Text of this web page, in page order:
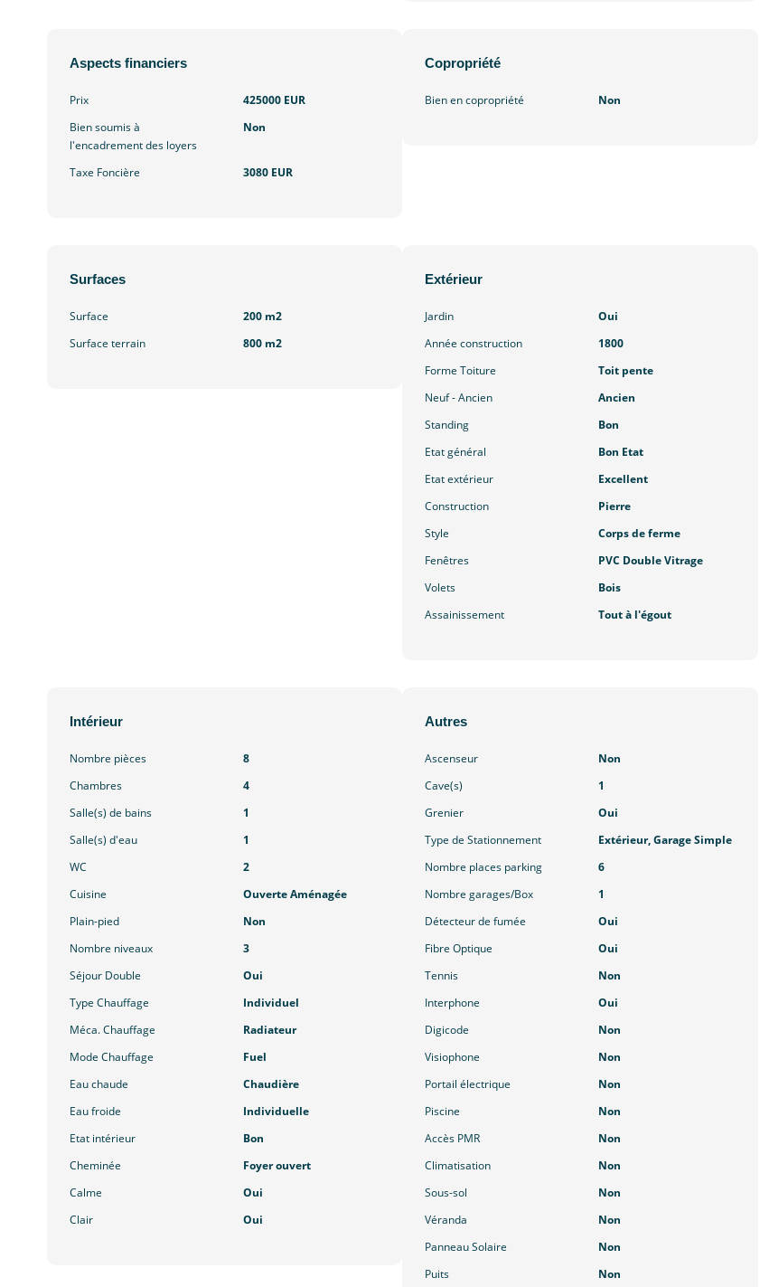
Aspects financiers
Prix
425000 EUR
Bien soumis à
l'encadrement des loyers
Non
Taxe Foncière 3080 EUR
Copropriété
Bien en copropriété Non
Surfaces
Surface
200 m2
Surface terrain
800 m2
Extérieur
Jardin
Oui
Année construction
1800
Forme Toiture
Toit pente
Neuf - Ancien
Ancien
Standing
Bon
Etat général
Bon Etat
Etat extérieur
Excellent
Construction
Pierre
Style
Corps de ferme
Fenêtres
PVC Double Vitrage
Volets
Bois
Assainissement
Tout à l'égout
Intérieur
Nombre pièces
8
Chambres
4
Salle(s) de bains
1
Salle(s) d'eau
1
WC
2
Cuisine
Ouverte Aménagée
Plain-pied
Non
Nombre niveaux
3
Séjour Double
Oui
Type Chauffage
Individuel
Méca. Chauffage
Radiateur
Mode Chauffage
Fuel
Eau chaude
Chaudière
Eau froide
Individuelle
Etat intérieur
Bon
Cheminée
Foyer ouvert
Calme
Oui
Clair
Oui
Autres
Ascenseur
Non
Cave(s)
1
Grenier
Oui
Type de Stationnement
Extérieur, Garage Simple
Nombre places parking
6
Nombre garages/Box
1
Détecteur de fumée
Oui
Fibre Optique
Oui
Tennis
Non
Interphone
Oui
Digicode
Non
Visiophone
Non
Portail électrique
Non
Piscine
Non
Accès PMR
Non
Climatisation
Non
Sous-sol
Non
Véranda
Non
Panneau Solaire
Non
Puits
Non